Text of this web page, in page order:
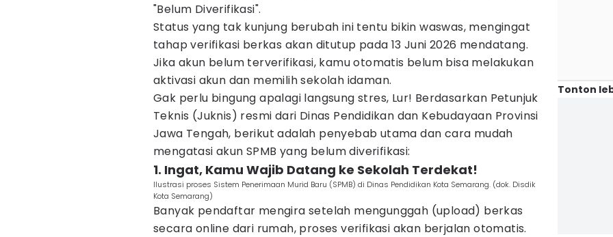
"Belum Diverifikasi".
Status yang tak kunjung berubah ini tentu bikin waswas, mengingat
tahap verifikasi berkas akan ditutup pada 13 Juni 2026 mendatang.
Jika akun belum terverifikasi, kamu otomatis belum bisa melakukan
aktivasi akun dan memilih sekolah idaman.
Gak perlu bingung apalagi langsung stres, Lur! Berdasarkan Petunjuk
Teknis (Juknis) resmi dari Dinas Pendidikan dan Kebudayaan Provinsi
Jawa Tengah, berikut adalah penyebab utama dan cara mudah
mengatasi akun SPMB yang belum diverifikasi:
1. Ingat, Kamu Wajib Datang ke Sekolah Terdekat!
Ilustrasi proses Sistem Penerimaan Murid Baru (SPMB) di Dinas Pendidikan Kota Semarang. (dok. Disdik
Kota Semarang)
Banyak pendaftar mengira setelah mengunggah (upload) berkas
secara online dari rumah, proses verifikasi akan berjalan otomatis.
Tonton